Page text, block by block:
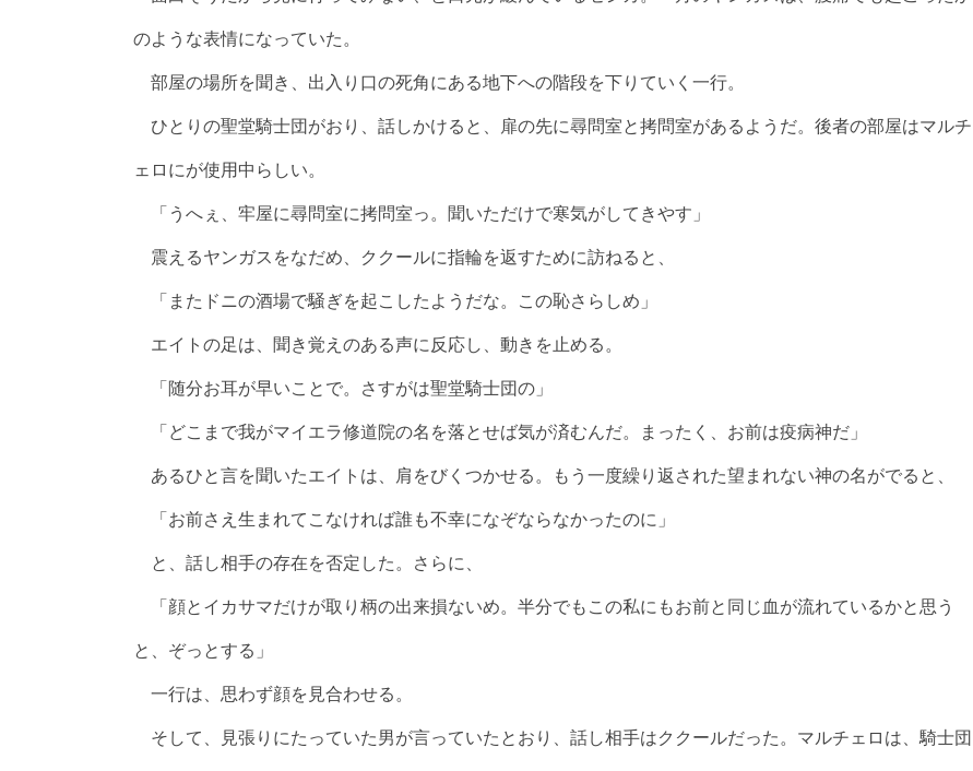
のような表情になっていた。
部屋の場所を聞き、出入り口の死角にある地下への階段を下りていく一行。
ひとりの聖堂騎士団がおり、話しかけると、扉の先に尋問室と拷問室があるようだ。後者の部屋はマルチ
ェロにが使用中らしい。
「うへぇ、牢屋に尋問室に拷問室っ。聞いただけで寒気がしてきやす」
震えるヤンガスをなだめ、ククールに指輪を返すために訪ねると、
「またドニの酒場で騒ぎを起こしたようだな。この恥さらしめ」
エイトの足は、聞き覚えのある声に反応し、動きを止める。
「随分お耳が早いことで。さすがは聖堂騎士団の」
「どこまで我がマイエラ修道院の名を落とせば気が済むんだ。まったく、お前は疫病神だ」
あるひと言を聞いたエイトは、肩をびくつかせる。もう一度繰り返された望まれない神の名がでると、
「お前さえ生まれてこなければ誰も不幸になぞならなかったのに」
と、話し相手の存在を否定した。さらに、
「顔とイカサマだけが取り柄の出来損ないめ。半分でもこの私にもお前と同じ血が流れているかと思う
と、ぞっとする」
一行は、思わず顔を見合わせる。
そして、見張りにたっていた男が言っていたとおり、話し相手はククールだった。マルチェロは、騎士団